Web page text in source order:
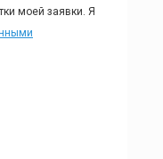
моей заявки. Я